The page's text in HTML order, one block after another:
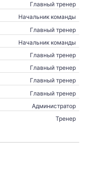
Главный тренер
Начальник команды
Главный тренер
Начальник команды
Главный тренер
Главный тренер
Главный тренер
Главный тренер
Администратор
Тренер